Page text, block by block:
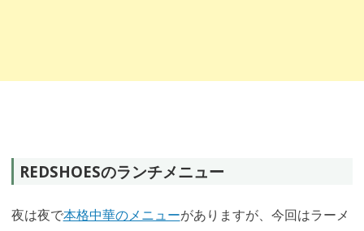
REDSHOESのランチメニュー
夜は夜で本格中華のメニューがありますが、今回はラーメ